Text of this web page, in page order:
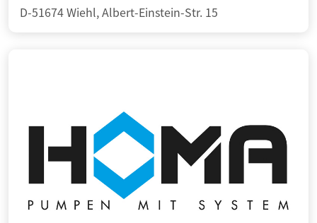
D-51674 Wiehl, Albert-Einstein-Str. 15